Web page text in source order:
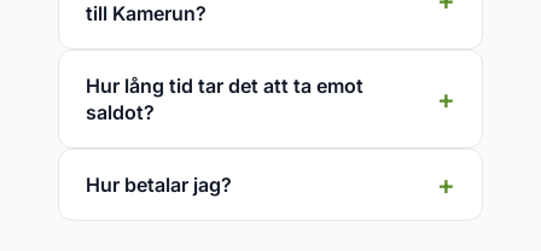
till Kamerun?
Hur lång tid tar det att ta emot
saldot?
Hur betalar jag?